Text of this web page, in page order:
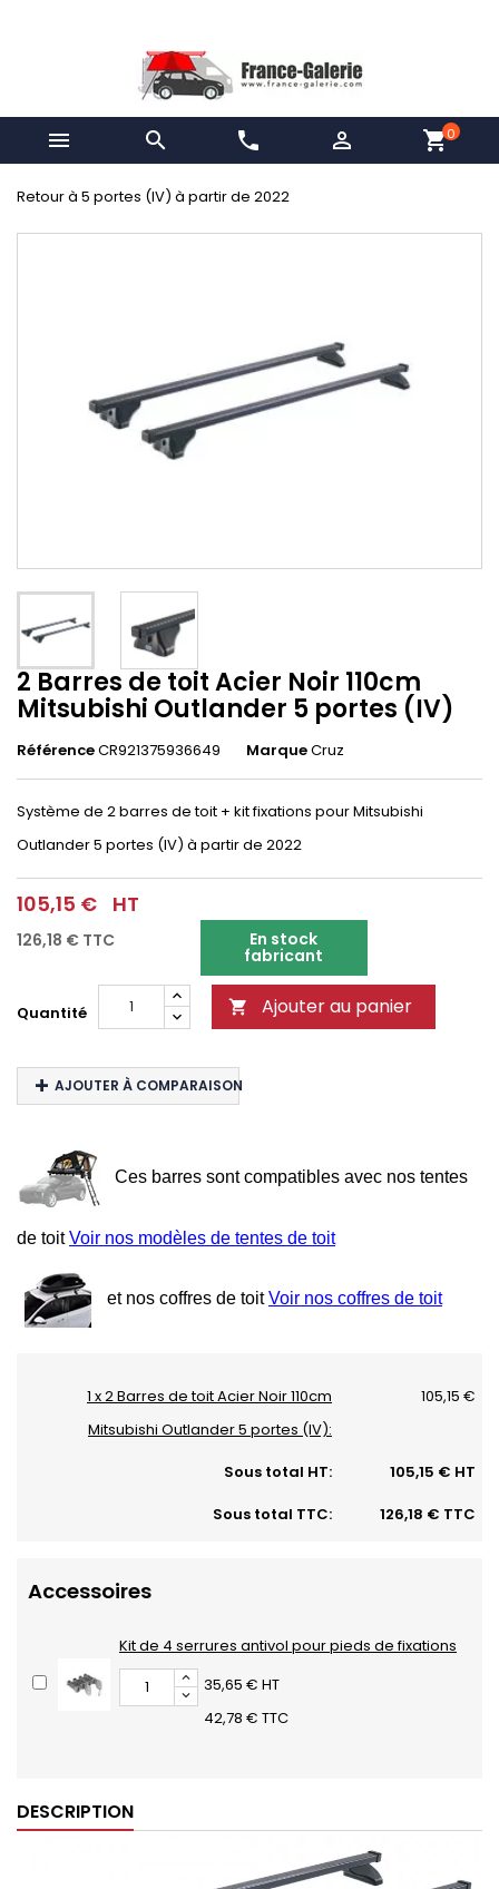
  phone  shopping_cart0
Retour à 5 portes (IV) à partir de 2022
2 Barres de toit Acier Noir 110cm
Mitsubishi Outlander 5 portes (IV)
RéférenceCR921375936649 MarqueCruz
Système de 2 barres de toit + kit fixations pour Mitsubishi
Outlander 5 portes (IV) à partir de 2022
105,15 € HT
126,18 € TTC En stock
fabricant
Quantité  Ajouter au panier
AJOUTER À COMPARAISON
Ces barres sont compatibles avec nos tentes
de toitVoir nos modèles de tentes de toit
et nos coffres de toitVoir nos coffres de toit
1 x 2 Barres de toit Acier Noir 110cm
Mitsubishi Outlander 5 portes (IV):
105,15 €
Sous total HT:
105,15 € HT
Sous total TTC:
126,18 € TTC
Accessoires
Kit de 4 serrures antivol pour pieds de fixations
35,65 € HT
42,78 € TTC
DESCRIPTION